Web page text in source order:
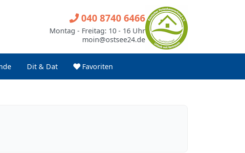
Dit & Dat Favoriten
040 8740 6466
Montag - Freitag: 10 - 16 Uhr
moin@ostsee24.de